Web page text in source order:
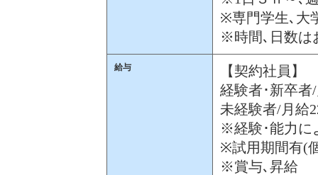
※専門学生､大
※時間､日数は
給与
【契約社員】
経験者･新卒者
未経験者/月給
※経験･能力に
※試用期間有(
※賞与､昇給